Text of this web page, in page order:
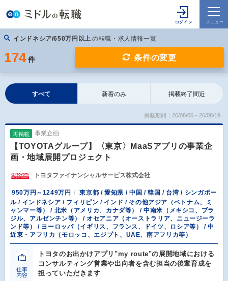
インドネシア/650万円以上 の転職・求人情報一覧
174件 条件の変更
すべて 新着のみ 掲載終了間近
掲載期間：26/08/06～26/08/19
再掲載 事業企画
【TOYOTAグループ】〈東京〉MaaSアプリの事業企
画・地域展開プロジェクト
トヨタファイナンシャルサービス株式会社
950万円～1249万円
東京都 / 愛知県 / 中国 / 韓国 / 台湾 / シンガポー
ル / インドネシア / フィリピン / インド / その他アジア（ベトナム、ミ
ャンマー等） / 北米（アメリカ、カナダ等） / 中南米（メキシコ、ブラ
ジル、アルゼンチン等） / オセアニア（オーストラリア、ニュージーラ
ンド等） / ヨーロッパ（イギリス、フランス、ドイツ、ロシア等） / 中
近東・アフリカ（モロッコ、エジプト、UAE、南アフリカ等）
仕事
内容
トヨタのお出かけアプリ"my route"の展開地域における
コンサルティング営業や出向者を含む担当の後輩育成を
担っていただきます